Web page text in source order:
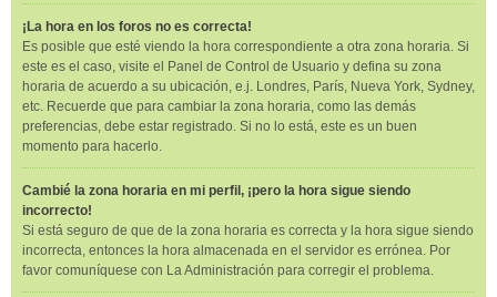
¡La hora en los foros no es correcta!
Es posible que esté viendo la hora correspondiente a otra zona horaria. Si
este es el caso, visite el Panel de Control de Usuario y defina su zona
horaria de acuerdo a su ubicación, e.j. Londres, París, Nueva York, Sydney,
etc. Recuerde que para cambiar la zona horaria, como las demás
preferencias, debe estar registrado. Si no lo está, este es un buen
momento para hacerlo.
Cambié la zona horaria en mi perfil, ¡pero la hora sigue siendo
incorrecto!
Si está seguro de que de la zona horaria es correcta y la hora sigue siendo
incorrecta, entonces la hora almacenada en el servidor es errónea. Por
favor comuníquese con La Administración para corregir el problema.